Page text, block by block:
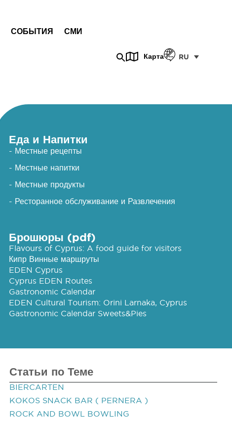
СОБЫТИЯ СМИ
Карта RU
Еда и Напитки
- Местные рецепты
- Местные напитки
- Местные продукты
- Ресторанное обслуживание и Развлечения
Брошюры (pdf)
Flavours of Cyprus: A food guide for visitors
Кипр Винные маршруты
EDEN Cyprus
Cyprus EDEN Routes
Gastronomic Calendar
EDEN Cultural Tourism: Orini Larnaka, Cyprus
Gastronomic Calendar Sweets&Pies
Статьи по Теме
BIERCARTEN
KOKOS SNACK BAR ( PERNERA )
ROCK AND BOWL BOWLING